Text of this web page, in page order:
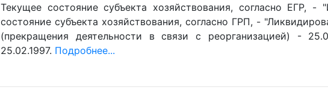
Текущее состояние субъекта хозяйствования, согласно ЕГР,
состояние субъекта хозяйствования, согласно ГРП, -
(прекращения деятельности в связи с реорганизацией) -
25.02.1997. Подробнее...